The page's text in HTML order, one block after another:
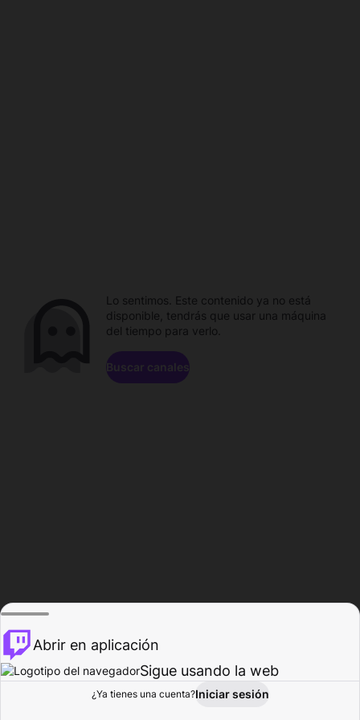
Explorar Actividad
Lo sentimos. Este contenido ya no está
disponible, tendrás que usar una máquina
del tiempo para verlo.
Buscar canales
Abrir en aplicación
Sigue usando la web
¿Ya tienes una cuenta?Iniciar sesión